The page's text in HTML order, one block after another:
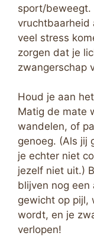
sport/beweegt.
vruchtbaarheid
veel stress
zorgen dat je
zwangerschap
Houd je aan
Matig de mate
wandelen, of
genoeg. (Als jij
je echter niet
jezelf niet uit.)
blijven nog
gewicht op pijl,
wordt, en je
verlopen!